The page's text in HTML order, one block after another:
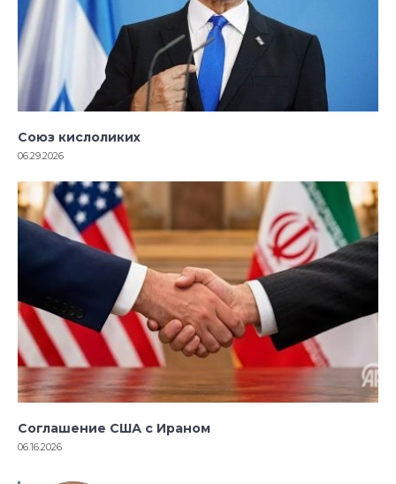
Союз кислоликих
06.29.2026
Соглашение США с Ираном
06.16.2026